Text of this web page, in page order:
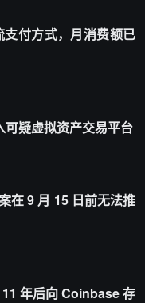
付方式，月消费额已
疑虚拟资产交易平台
在 9 月 15 日前无法推
年后向 Coinbase 存